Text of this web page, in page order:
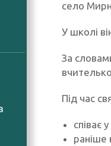
село
У школі
За
Під час
співає
раніше